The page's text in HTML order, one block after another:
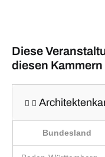
Diese
diesen
Bundesland